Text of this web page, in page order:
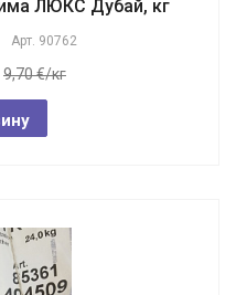
ЛЮКС Дубай, кг
Арт. 90762
9,70 €/кг